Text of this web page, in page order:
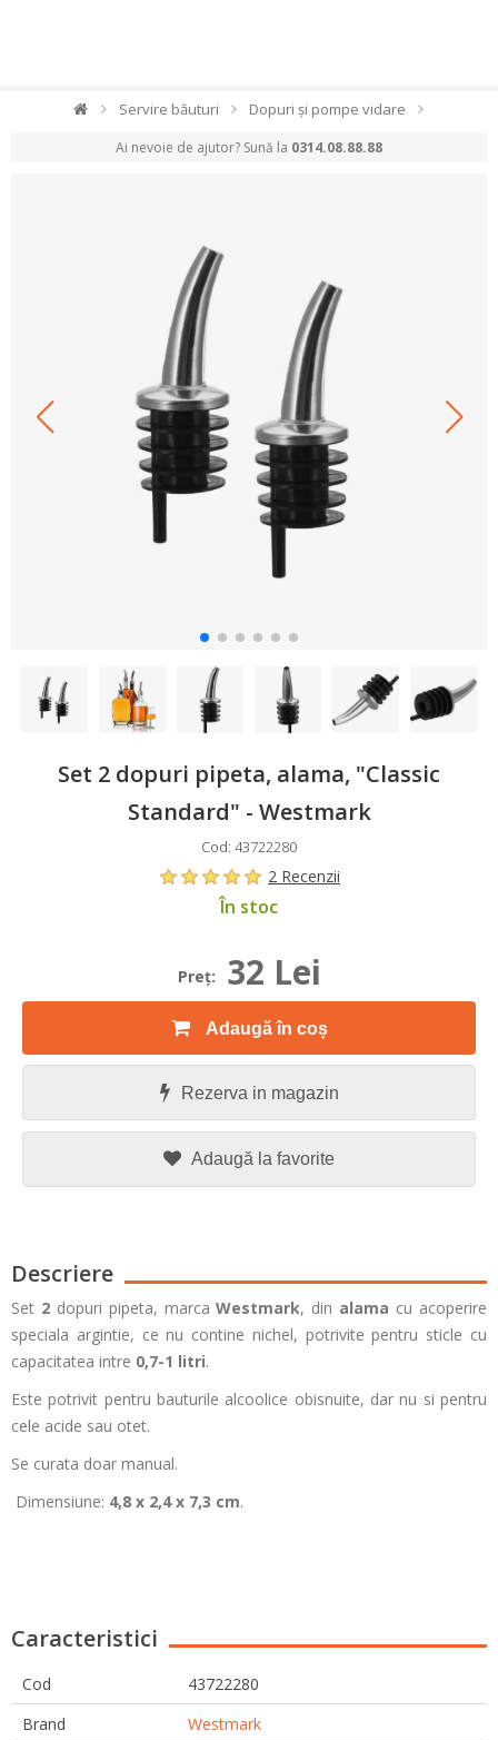
Servire băuturi Dopuri și pompe vidare
Ai nevoie de ajutor? Sună la 0314.08.88.88
Set 2 dopuri pipeta, alama, "Classic
Standard" - Westmark
Cod: 43722280
2 Recenzii
În stoc
Preţ: 32 Lei
Adaugă în coș
Rezerva in magazin
Adaugă la favorite
Descriere
Set 2dopuri pipeta, marcaWestmark, din alama cu acoperire
speciala argintie, ce nu contine nichel, potrivite pentru sticle cu
capacitatea intre 0,7-1 litri.
Este potrivit pentru bauturile alcoolice obisnuite, dar nu si pentru
cele acide sau otet.
Se curata doar manual.
Dimensiune: 4,8 x 2,4 x 7,3 cm.
Caracteristici
Cod
43722280
Brand
Westmark